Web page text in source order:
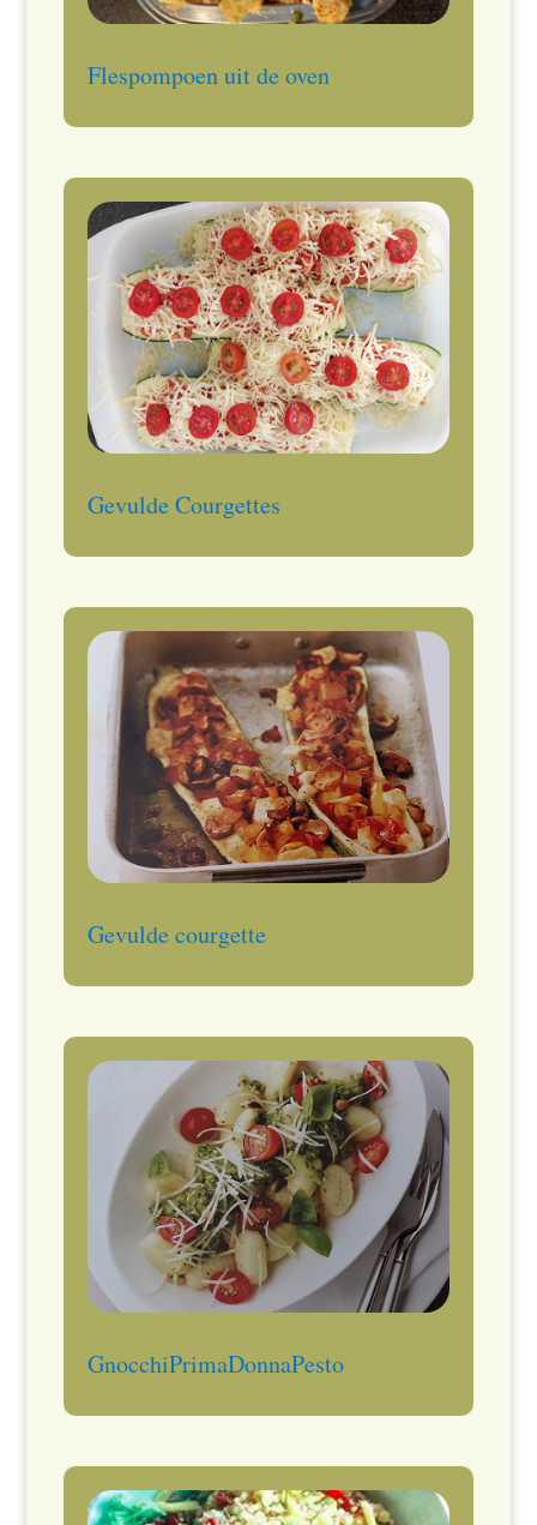
Flespompoen uit de oven
Gevulde Courgettes
Gevulde courgette
GnocchiPrimaDonnaPesto